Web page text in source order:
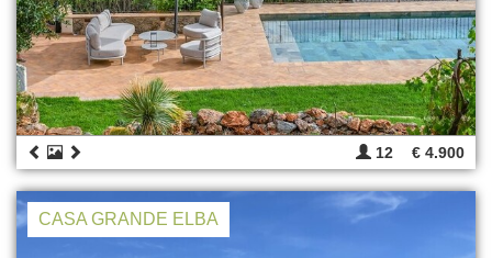
12 € 4.900
CASA GRANDE ELBA